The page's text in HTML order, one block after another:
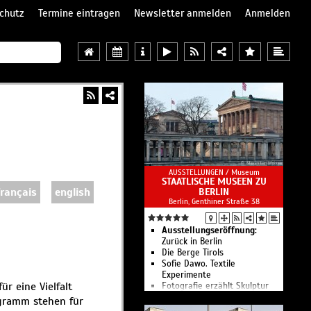
Termine eintragen Newsletter anmelden
Anmelden
english
eine Vielfalt
stehen für
AUSSTELLUNGEN / Museum
STAATLISCHE MUSEEN ZU
BERLIN
Berlin, Genthiner Straße 38
Ausstellungseröffnung:
Zurück in Berlin
Die Berge Tirols
Sofie Dawo. Textile
Experimente
Fotografie erzählt Skulptur
Tischkultur der Zukunft